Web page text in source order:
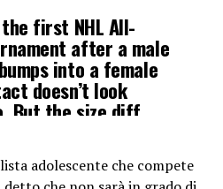
first NHL All-
after a male
into a female
doesn’t look
But the size diff
concussion. ????
adolescente che compete